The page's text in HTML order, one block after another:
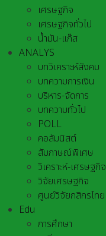
เศรษฐกิจ
เศรษฐกิจทั่วไป
น้ำมัน-แก๊ส
ANALYS
บทวิเคราะห์สังคม
บทความการเงิน
บริหาร-จัดการ
บทความทั่วไป
POLL
คอลัมนิสต์
สัมภาษณ์พิเศษ
วิเคราะห์-เศรษฐกิจ
วิจัยเศรษฐกิจ
ศูนย์วิจัยกสิกรไทย
Edu
การศึกษา